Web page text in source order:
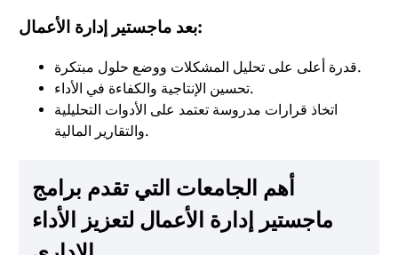
بعد ماجستير إدارة الأعمال:
قدرة أعلى على تحليل المشكلات ووضع حلول مبتكرة.
تحسين الإنتاجية والكفاءة في الأداء.
اتخاذ قرارات مدروسة تعتمد على الأدوات التحليلية
والتقارير المالية.
أهم الجامعات التي تقدم برامج
ماجستير إدارة الأعمال لتعزيز الأداء